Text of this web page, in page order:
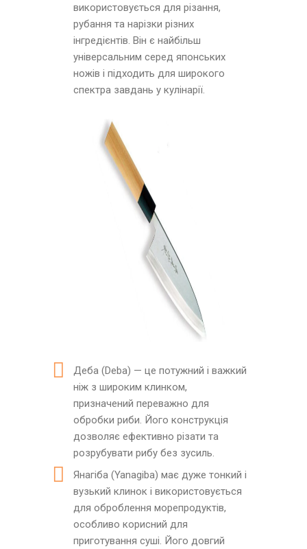
використовується для різання,
рубання та нарізки різних
інгредієнтів. Він є найбільш
універсальним серед японських
ножів і підходить для широкого
спектра завдань у кулінарії.
Деба (Deba) — це потужний і важкий
ніж з широким клинком,
призначений переважно для
обробки риби. Його конструкція
дозволяє ефективно різати та
розрубувати рибу без зусиль.
Янагіба (Yanagiba) має дуже тонкий і
вузький клинок і використовується
для оброблення морепродуктів,
особливо корисний для
приготування суші. Його довгий